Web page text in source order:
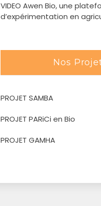
VIDEO Awen Bio, une
d’expérimentation en
Nos
PROJET SAMBA
PROJET PARiCi en Bio
PROJET GAMHA